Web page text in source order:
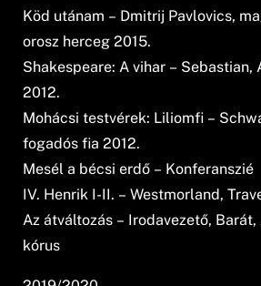
Köd utánam – Dmitrij Pavlovics,
orosz herceg 2015.
Shakespeare: A vihar – Sebastian,
2012.
Mohácsi testvérek: Liliomfi –
fogadós fia 2012.
Mesél a bécsi erdő – Konferanszié
IV. Henrik I-II. – Westmorland,
Az átváltozás – Irodavezető,
kórus